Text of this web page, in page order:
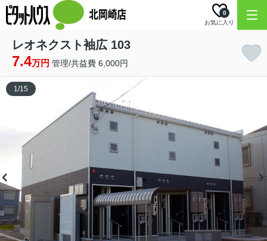
お気に入り
0
レオネクスト袖広 103
7.4万円 管理/共益費 6,000円
1/15